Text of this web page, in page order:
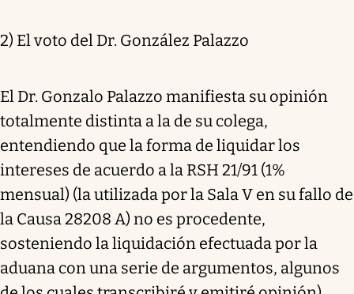
2) El voto del Dr. González Palazzo
El Dr. Gonzalo Palazzo manifiesta su opinión
totalmente distinta a la de su colega,
entendiendo que la forma de liquidar los
intereses de acuerdo a la RSH 21/91 (1%
mensual) (la utilizada por la Sala V en su fallo de
la Causa 28208 A) no es procedente,
sosteniendo la liquidación efectuada por la
aduana con una serie de argumentos, algunos